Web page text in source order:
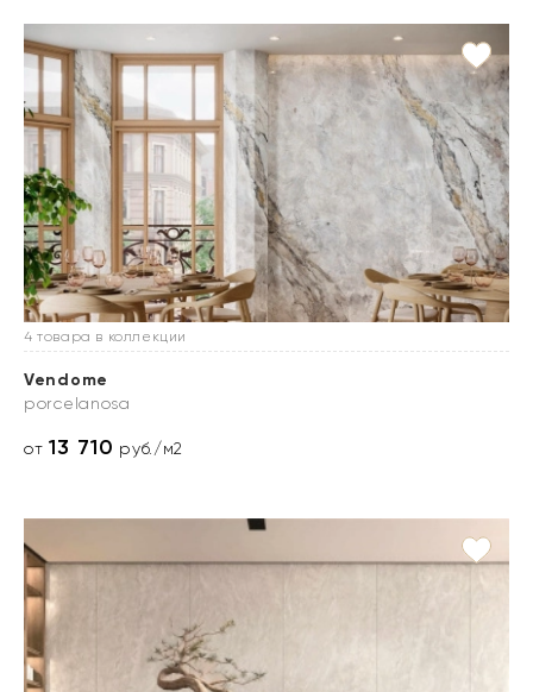
4 товара в коллекции
Vendome
porcelanosa
от13 710 руб./м2